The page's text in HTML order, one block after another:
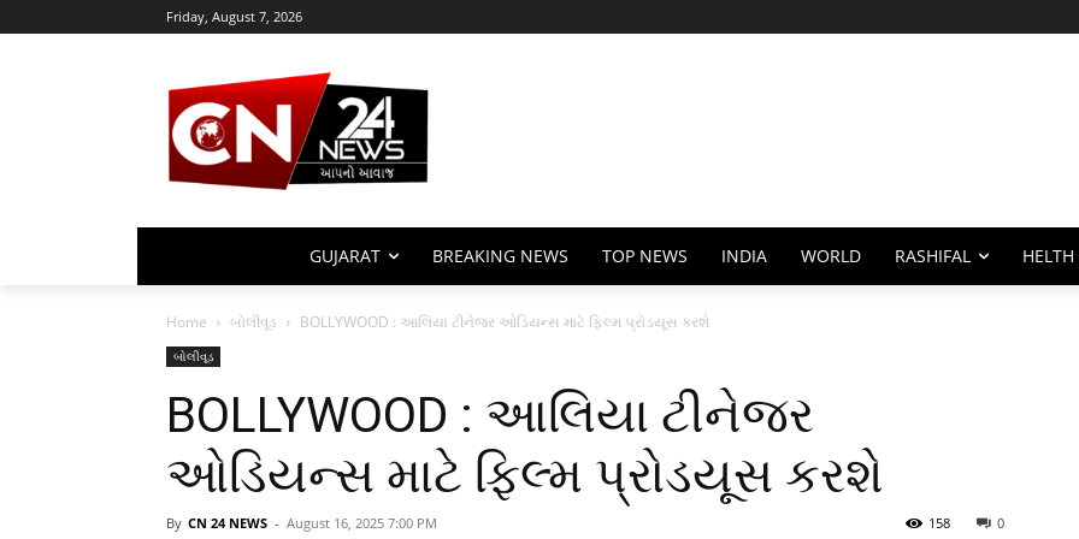
Friday, August 7, 2026
GUJARAT BREAKING NEWS TOP NEWS INDIA WORLD RASHIFAL HELTH
Home બોલીવૂડ BOLLYWOOD : આલિયા ટીનેજર ઓડિયન્સ માટે ફિલ્મ પ્રોડયૂસ કરશે
બોલીવૂડ
BOLLYWOOD : આલિયા ટીનેજર
ઓડિયન્સ માટે ફિલ્મ પ્રોડયૂસ કરશે
By CN 24 NEWS - August 16, 2025 7:00 PM 0
158